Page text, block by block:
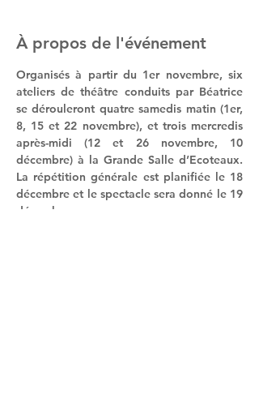
À propos de l'événement
Organisés à partir du 1er novembre, six
ateliers de théâtre conduits par Béatrice
se dérouleront quatre samedis matin (1er,
8, 15 et 22 novembre), et trois mercredis
après-midi (12 et 26 novembre, 10
décembre) à la Grande Salle d’Ecoteaux.
La répétition générale est planifiée le 18
décembre et le spectacle sera donné le 19
décembre.